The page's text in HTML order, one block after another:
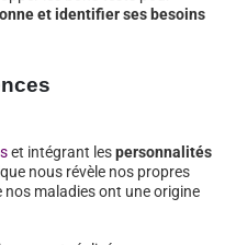
et identifier ses besoins
et intégrant lespersonnalités
nous révèle nos propres
nos maladies ont une origine